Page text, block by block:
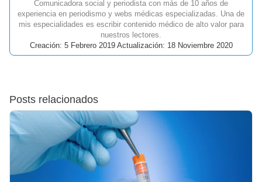
Comunicadora social y periodista con más de 10 años de
experiencia en periodismo y webs médicas especializadas. Una de
mis especialidades es escribir contenido médico de alto valor para
nuestros lectores.
Creación: 5 Febrero 2019 Actualización: 18 Noviembre 2020
Posts relacionados